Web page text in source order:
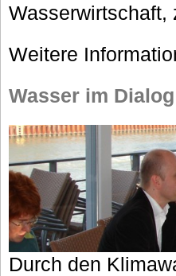
Wasserwirtschaft,
Weitere
Wasser im
Durch den